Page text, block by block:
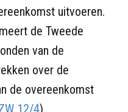
uitvoeren.
de Tweede
van de
over de
de overeenkomst
12/4).